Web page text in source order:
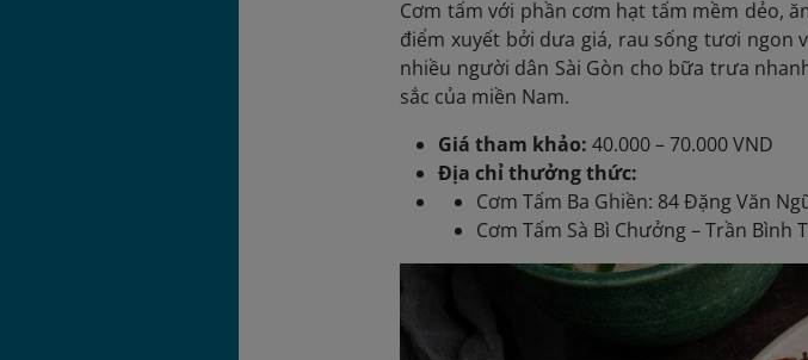
Cơm tấm với phần cơm hạt tấm mềm dẻo,
điểm xuyết bởi dưa giá, rau sống tươi ngon
nhiều người dân Sài Gòn cho bữa trưa
sắc của miền Nam.
Giá tham khảo: 40.000 – 70.000 VND
Địa chỉ thưởng thức:
Cơm Tấm Ba Ghiền: 84 Đặng Văn
Cơm Tấm Sà Bì Chưởng – Trần